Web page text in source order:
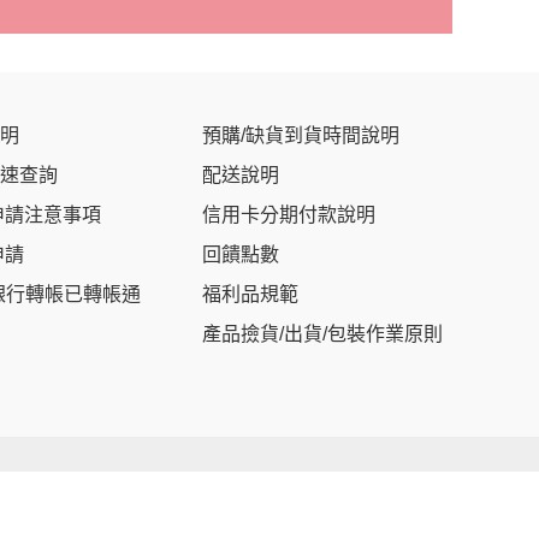
查詢
注意事項
請
行轉帳已轉帳通
預購/缺貨到貨時間說明
配送說明
信用卡分期付款說明
回饋點數
福利品規範
產品撿貨/出貨/包裝作業原則